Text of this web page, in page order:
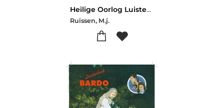
Heilige Oorlog Luisterboek
Ruissen, M.j.